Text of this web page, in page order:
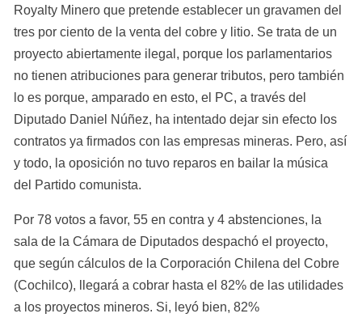
Royalty Minero que pretende establecer un gravamen del
tres por ciento de la venta del cobre y litio. Se trata de un
proyecto abiertamente ilegal, porque los parlamentarios
no tienen atribuciones para generar tributos, pero también
lo es porque, amparado en esto, el PC, a través del
Diputado Daniel Núñez, ha intentado dejar sin efecto los
contratos ya firmados con las empresas mineras. Pero, así
y todo, la oposición no tuvo reparos en bailar la música
del Partido comunista.
Por 78 votos a favor, 55 en contra y 4 abstenciones, la
sala de la Cámara de Diputados despachó el proyecto,
que según cálculos de la Corporación Chilena del Cobre
(Cochilco), llegará a cobrar hasta el 82% de las utilidades
a los proyectos mineros. Si, leyó bien, 82%